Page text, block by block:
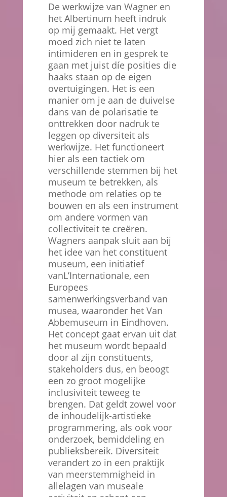
De werkwijze van Wagner en
het Albertinum heeft indruk
op mij gemaakt. Het vergt
moed zich niet te laten
intimideren en in gesprek te
gaan met juist díe posities die
haaks staan op de eigen
overtuigingen. Het is een
manier om je aan de duivelse
dans van de polarisatie te
onttrekken door nadruk te
leggen op diversiteit als
werkwijze. Het functioneert
hier als een tactiek om
verschillende stemmen bij het
museum te betrekken, als
methode om relaties op te
bouwen en als een instrument
om andere vormen van
collectiviteit te creëren.
Wagners aanpak sluit aan bij
het idee van het constituent
museum, een initiatief
vanL’Internationale, een
Europees
samenwerkingsverband van
musea, waaronder het Van
Abbemuseum in Eindhoven.
Het concept gaat ervan uit dat
het museum wordt bepaald
door al zijn constituents,
stakeholders dus, en beoogt
een zo groot mogelijke
inclusiviteit teweeg te
brengen. Dat geldt zowel voor
de inhoudelijk-artistieke
programmering, als ook voor
onderzoek, bemiddeling en
publieksbereik. Diversiteit
verandert zo in een praktijk
van meerstemmigheid in
allelagen van museale